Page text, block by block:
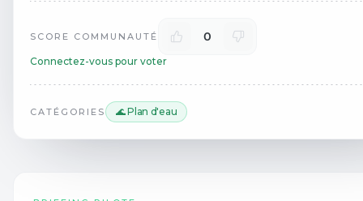
SCORE COMMUNAUTÉ 0
Connectez-vous pour voter
CATÉGORIES 🌊 Plan d'eau